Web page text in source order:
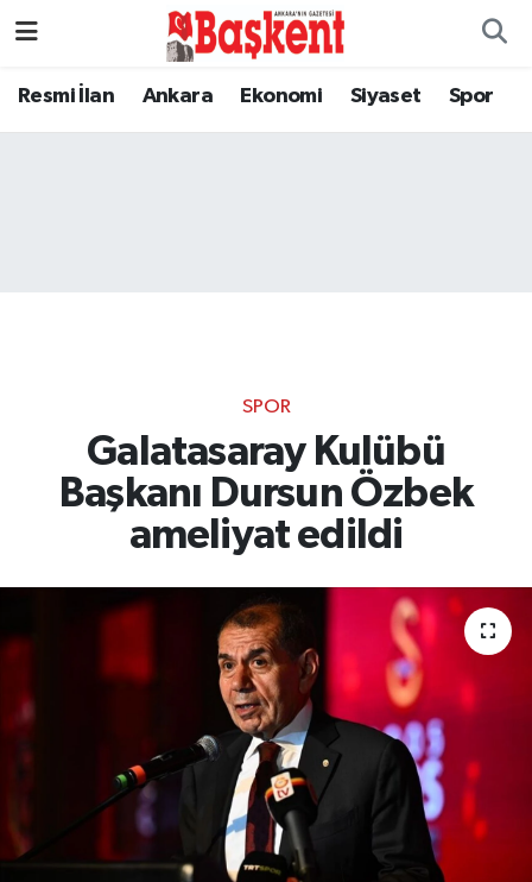
Resmi İlan Ankara Ekonomi Siyaset Spor
SPOR
Galatasaray Kulübü
Başkanı Dursun Özbek
ameliyat edildi